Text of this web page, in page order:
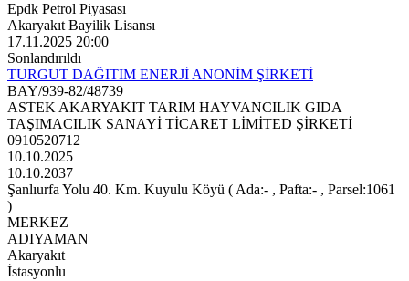
Epdk Petrol Piyasası
Akaryakıt Bayilik Lisansı
17.11.2025 20:00
Sonlandırıldı
TURGUT DAĞITIM ENERJİ ANONİM ŞİRKETİ
BAY/939-82/48739
ASTEK AKARYAKIT TARIM HAYVANCILIK GIDA
TAŞIMACILIK SANAYİ TİCARET LİMİTED ŞİRKETİ
0910520712
10.10.2025
10.10.2037
Şanlıurfa Yolu 40. Km. Kuyulu Köyü ( Ada:- , Pafta:- , Parsel:1061
)
MERKEZ
ADIYAMAN
Akaryakıt
İstasyonlu